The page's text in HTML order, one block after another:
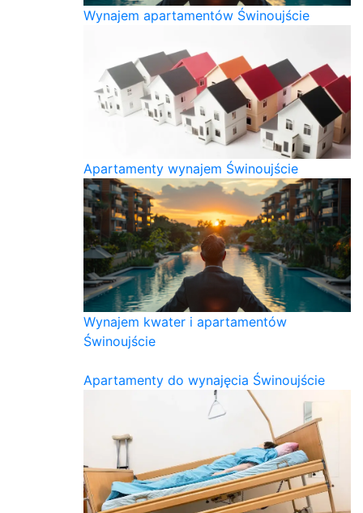
Wynajem apartamentów Świnoujście
Apartamenty wynajem Świnoujście
Wynajem kwater i apartamentów
Świnoujście
Apartamenty do wynajęcia Świnoujście